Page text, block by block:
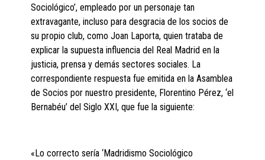
Sociológico’, empleado por un personaje tan
extravagante, incluso para desgracia de los socios de
su propio club, como Joan Laporta, quien trataba de
explicar la supuesta influencia del Real Madrid en la
justicia, prensa y demás sectores sociales. La
correspondiente respuesta fue emitida en la Asamblea
de Socios por nuestro presidente, Florentino Pérez, ‘el
Bernabéu’ del Siglo XXI, que fue la siguiente:
«Lo correcto sería ‘Madridismo Sociológico